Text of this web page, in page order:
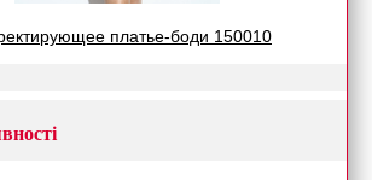
платье-боди 150010